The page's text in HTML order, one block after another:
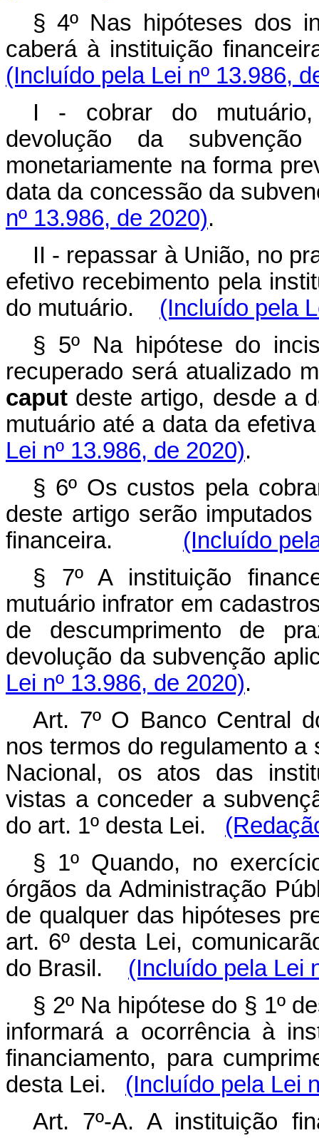
§ 4º Nas hipóteses dos
caberá à instituição
(Incluído pela Lei nº 13.986,
I - cobrar do mutuário,
devolução da subvenção
monetariamente na forma
data da concessão da
nº 13.986, de 2020).
II - repassar à União, no
efetivo recebimento pela
do mutuário.
(Incluído pela
§ 5º Na hipótese do
recuperado será atualizado
caput deste artigo, desde a
mutuário até a data da
Lei nº 13.986, de 2020).
§ 6º Os custos pela
deste artigo serão
financeira.
(Incluído
§ 7º A instituição
mutuário infrator em
de descumprimento de
devolução da subvenção
Lei nº 13.986, de 2020).
Art. 7º O Banco Central
nos termos do regulamento
Nacional, os atos das
vistas a conceder a
do art. 1º desta Lei.
§ 1º Quando, no
órgãos da Administração
de qualquer das hipóteses
art. 6º desta Lei,
do Brasil.
(Incluído pela Lei
§ 2º Na hipótese do § 1º
informará a ocorrência à
financiamento, para
desta Lei.
(Incluído pela Lei
Art. 7º-A. A instituição